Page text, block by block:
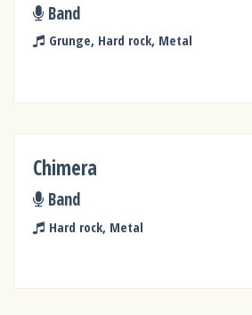
Band
Grunge, Hard rock, Metal
Chimera
Band
Hard rock, Metal